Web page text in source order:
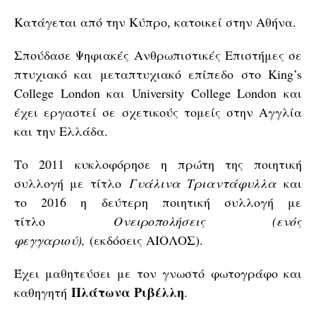
Κατάγεται από την Κύπρο, κατοικεί στην Αθήνα.
Σπούδασε Ψηφιακές Ανθρωπιστικές Επιστήμες σε
πτυχιακό και μεταπτυχιακό επίπεδο στο King’s
College London και University College London και
έχει εργαστεί σε σχετικούς τομείς στην Αγγλία
και την Ελλάδα.
Το 2011 κυκλοφόρησε η πρώτη της ποιητική
συλλογή με τίτλο Γυάλινα Τριαντάφυλλακαι
το 2016 η δεύτερη ποιητική συλλογή με
τίτλο Ονειροπολήσεις (ενός
φεγγαριού), (εκδόσεις ΑΙΟΛΟΣ).
Έχει μαθητεύσει με τον γνωστό φωτογράφο και
καθηγητή Πλάτωνα Ριβέλλη.